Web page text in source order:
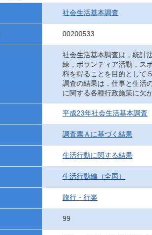
社会生活基本調査
00200533
社会生活基本調査は，統計
練，ボランティア活動，ス
料を得ることを目的として
調査の結果は，仕事と生活
に関する各種行政施策に欠
平成23年社会生活基本調査
調査票Ａに基づく結果
生活行動に関する結果
生活行動編（全国）
旅行・行楽
99